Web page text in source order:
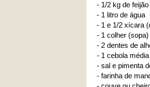
- 1/2 kg de
- 1 litro de água
- 1 e 1/2 xícara
- 1 colher (sopa)
- 2 dentes de
- 1 cebola
- sal e pimenta
- farinha de